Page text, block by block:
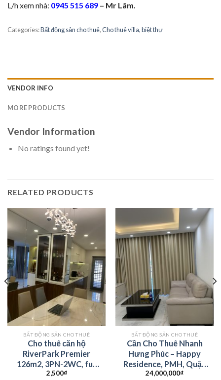
L/h xem nhà: 0945 515 689 – Mr Lâm.
Categories:Bất động sản cho thuê,Cho thuê villa, biệt thự
VENDOR INFO
MORE PRODUCTS
Vendor Information
No ratings found yet!
RELATED PRODUCTS
BẤT ĐỘNG SẢN CHO THUÊ
Cho thuê căn hộ
RiverPark Premier
126m2, 3PN-2WC, full
nội thất, giá
2,500₫
BẤT ĐỘNG SẢN CHO THUÊ
Cần Cho Thuê Nhanh
Hưng Phúc – Happy
Residence, PMH, Quận
7
24,000,000₫